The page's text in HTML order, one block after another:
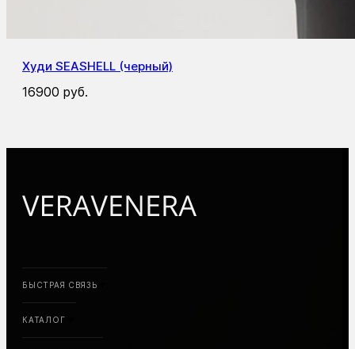
Худи SEASHELL (черный)
16900 руб.
БЫСТРАЯ СВЯЗЬ
КАТАЛОГ